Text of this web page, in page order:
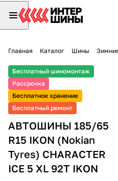
Главная Каталог Шины
Бесплатный шиномонтаж
Рассрочка
Бесплатное хранение
Бесплатный ремонт
АВТОШИНЫ 185/65
R15 IKON (Nokian
Tyres) CHARACTER
ICE 5 XL 92T IKON